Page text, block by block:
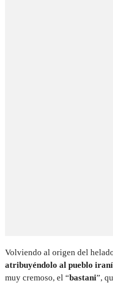
Volviendo al origen del
atribuyéndolo al pueblo iraní
muy cremoso, el “bastani”,